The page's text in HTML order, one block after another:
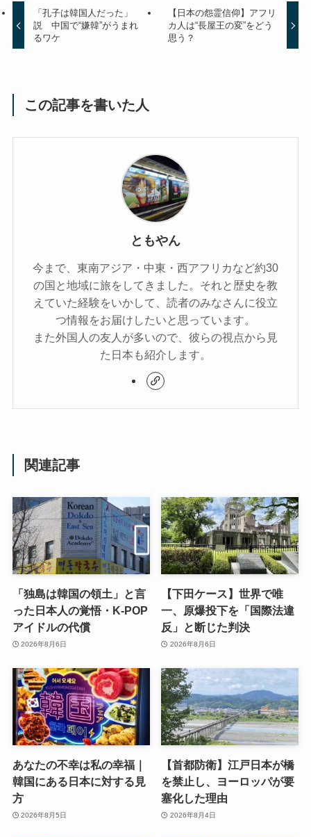
「孔子は韓国人だった」
説 中国で“嫌韓”がうまれ
るワケ
【日本の怨霊信仰】アフリ
カ人は“長屋王の変”をどう
思う？
この記事を書いた人
ともやん
今まで、東南アジア・中東・西アフリカなど約30
の国と地域に旅をしてきました。それと歴史を教
えていた経験をいかして、読者のみなさんに役立
つ情報をお届けしたいと思っています。
また外国人の友人が多いので、彼らの視点から見
た日本も紹介します。
関連記事
「独島は韓国の領土」と言
った日本人の覚悟・K-POP
アイドルの代償
2026年8月6日
【下田ケース】世界で唯
一、原爆投下を「国際法違
反」と断じた判決
2026年8月6日
あなたの不幸は私の幸福｜
韓国にある日本に対する見
方
2026年8月5日
【首都防衛】江戸日本が橋
を禁止し、ヨーロッパが要
塞化した理由
2026年8月4日